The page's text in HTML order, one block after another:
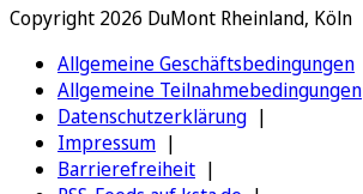
Copyright 2026 DuMont Rheinland, Köln
Allgemeine Geschäftsbedingungen
Allgemeine Teilnahmebedingungen
Datenschutzerklärung
Impressum
Barrierefreiheit